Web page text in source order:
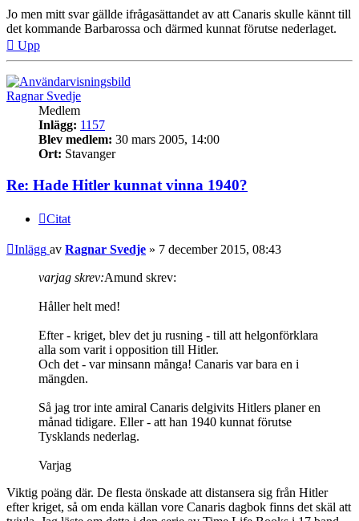
Jo men mitt svar gällde ifrågasättandet av att Canaris skulle kännt till
det kommande Barbarossa och därmed kunnat förutse nederlaget.
Upp
Ragnar Svedje
Medlem
Inlägg: 1157
Blev medlem: 30 mars 2005, 14:00
Ort: Stavanger
Re: Hade Hitler kunnat vinna 1940?
Citat
Inlägg av Ragnar Svedje » 7 december 2015, 08:43
varjag skrev:Amund skrev:
Håller helt med!
Efter - kriget, blev det ju rusning - till att helgonförklara
alla som varit i opposition till Hitler.
Och det - var minsann många! Canaris var bara en i
mängden.
Så jag tror inte amiral Canaris delgivits Hitlers planer en
månad tidigare. Eller - att han 1940 kunnat förutse
Tysklands nederlag.
Varjag
Viktig poäng där. De flesta önskade att distansera sig från Hitler
efter kriget, så om enda källan vore Canaris dagbok finns det skäl att